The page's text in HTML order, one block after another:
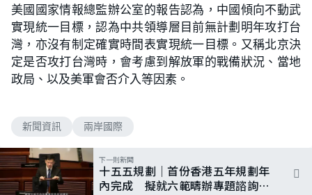
美國國家情報總監辦公室的報告認為，中國傾向不動武
實現統一目標，認為中共領導層目前無計劃明年攻打台
灣，亦沒有制定確實時間表實現統一目標。又稱北京決
定是否攻打台灣時，會考慮到解放軍的戰備狀況、當地
政局、以及美軍會否介入等因素。
新聞資訊 兩岸國際
下一則新聞
十五五規劃｜首份香港五年規劃年
內完成 擬就六範疇辦專題諮詢會